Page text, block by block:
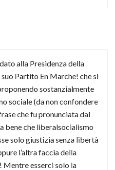
alla Presidenza della
Partito En Marche! che si
sostanzialmente
sociale (da non confondere
che fu pronunciata dal
bene che liberalsocialismo
solo giustizia senza libertà
l’altra faccia della
Mentre esserci solo la